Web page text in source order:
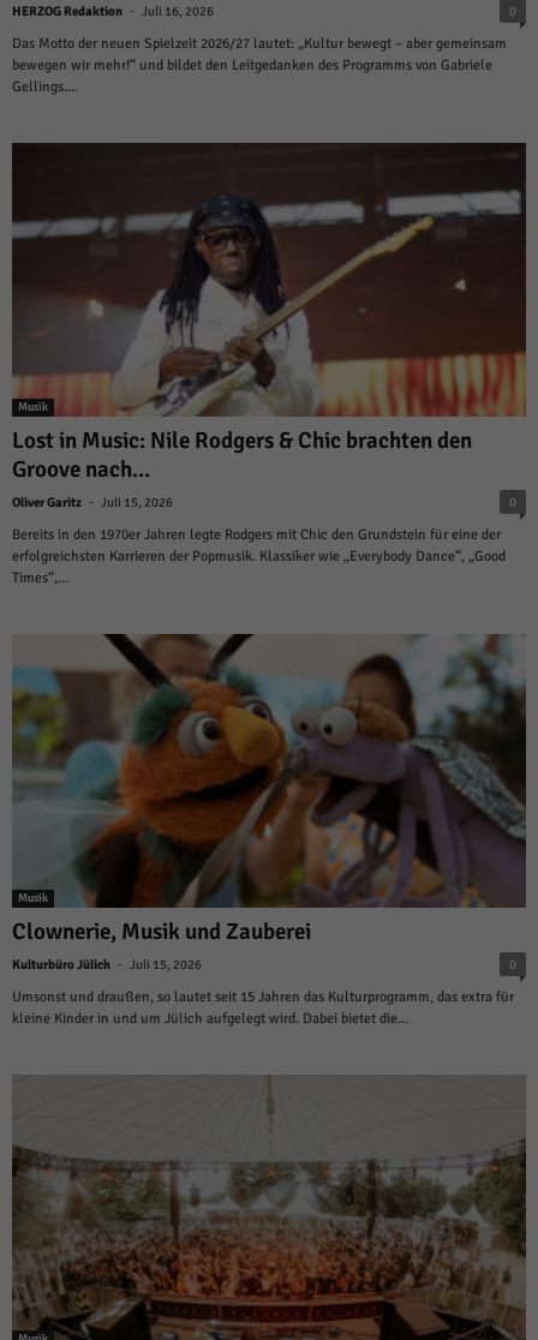
HERZOG Redaktion - Juli 16, 2026 0
Das Motto der neuen Spielzeit 2026/27 lautet: „Kultur bewegt – aber gemeinsam
bewegen wir mehr!“ und bildet den Leitgedanken des Programms von Gabriele
Gellings....
Musik
Lost in Music: Nile Rodgers & Chic brachten den
Groove nach...
Oliver Garitz - Juli 15, 2026 0
Bereits in den 1970er Jahren legte Rodgers mit Chic den Grundstein für eine der
erfolgreichsten Karrieren der Popmusik. Klassiker wie „Everybody Dance“, „Good
Times“,...
Musik
Clownerie, Musik und Zauberei
Kulturbüro Jülich - Juli 15, 2026 0
Umsonst und draußen, so lautet seit 15 Jahren das Kulturprogramm, das extra für
kleine Kinder in und um Jülich aufgelegt wird. Dabei bietet die...